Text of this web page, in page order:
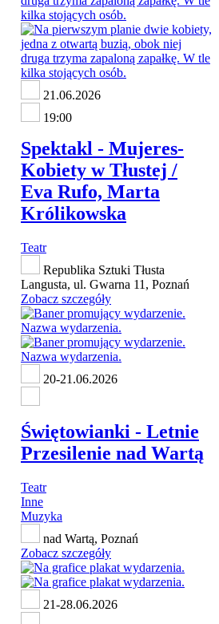
21.06.2026
19:00
Spektakl - Mujeres-
Kobiety w Tłustej /
Eva Rufo, Marta
Królikowska
Teatr
Republika Sztuki Tłusta
Langusta, ul. Gwarna 11, Poznań
Zobacz szczegóły
20-21.06.2026
Świętowianki - Letnie
Przesilenie nad Wartą
Teatr
Inne
Muzyka
nad Wartą, Poznań
Zobacz szczegóły
21-28.06.2026